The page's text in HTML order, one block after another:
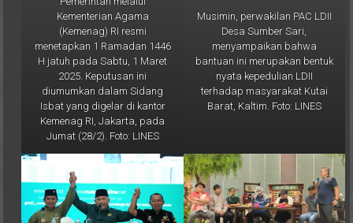
(Kemenag) RI resmi
menetapkan 1 Ramadan 1446
H jatuh pada Sabtu, 1 Maret
2025. Keputusan ini
diumumkan dalam Sidang
Isbat yang digelar di kantor
Kemenag RI, Jakarta, pada
Jumat (28/2). Foto: LINES
Desa Sumber Sari,
menyampaikan bahwa
bantuan ini merupakan bentuk
nyata kepedulian LDII
terhadap masyarakat Kutai
Barat, Kaltim. Foto: LINES